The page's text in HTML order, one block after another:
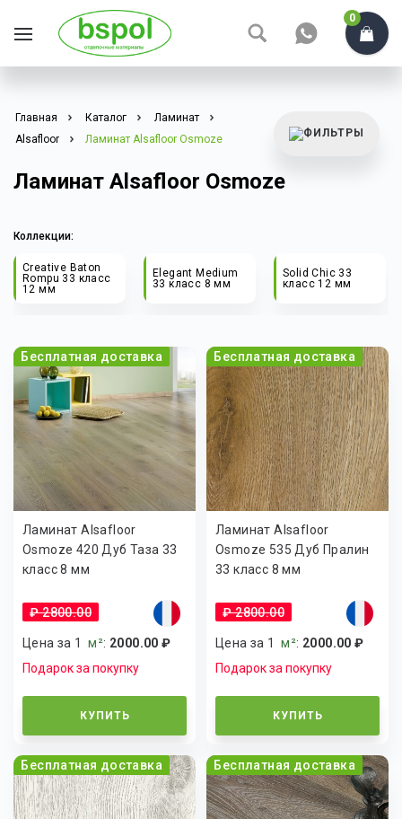
0
Главная Каталог
Ламинат
Alsafloor
Ламинат Alsafloor Osmoze
Ламинат Alsafloor Osmoze
Коллекции:
Creative Baton
Rompu 33 класс
12 мм
Elegant Medium
33 класс 8 мм
Solid Chic 33
класс 12 мм
Бесплатная доставка
Ламинат Alsafloor
Osmoze 420 Дуб Таза 33
класс 8 мм
₽ 2800.00
Цена за 1м²: 2000.00 ₽
Подарок за покупку
КУПИТЬ
Бесплатная доставка
Ламинат Alsafloor
Osmoze 535 Дуб Пралин
33 класс 8 мм
₽ 2800.00
Цена за 1м²: 2000.00 ₽
Подарок за покупку
КУПИТЬ
Бесплатная доставка Бесплатная доставка